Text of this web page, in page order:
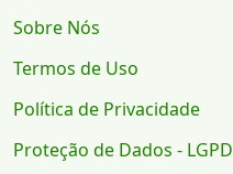
Sobre Nós
Termos de Uso
Política de Privacidade
Proteção de Dados - LGPD